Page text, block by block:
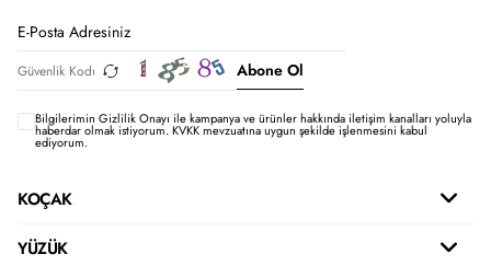
Abone Ol
Bilgilerimin Gizlilik Onayı ile kampanya ve ürünler hakkında iletişim kanalları yoluyla
haberdar olmak istiyorum.KVKK mevzuatına uygun şekilde işlenmesini kabul
ediyorum.
KOÇAK
YÜZÜK